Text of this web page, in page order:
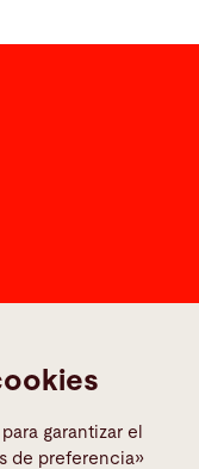
garantizar el
de preferencia»